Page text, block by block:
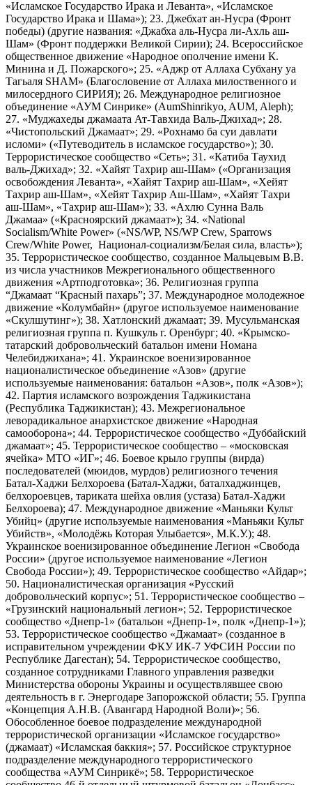
«Исламское Государство Ирака и Леванта», «Исламское
Государство Ирака и Шама»); 23. Джебхат ан-Нусра (Фронт
победы) (другие названия: «Джабха аль-Нусра ли-Ахль аш-
Шам» (Фронт поддержки Великой Сирии); 24. Всероссийское
общественное движение «Народное ополчение имени К.
Минина и Д. Пожарского»; 25. «Аджр от Аллаха Субхану уа
Тагьаля SHAM» (Благословение от Аллаха милоственного и
милосердного СИРИЯ); 26. Международное религиозное
объединение «АУМ Синрике» (AumShinrikyo, AUM, Aleph);
27. «Муджахеды джамаата Ат-Тавхида Валь-Джихад»; 28.
«Чистопольский Джамаат»; 29. «Рохнамо ба суи давлати
исломи» («Путеводитель в исламское государство»); 30.
Террористическое сообщество «Сеть»; 31. «Катиба Таухид
валь-Джихад»; 32. «Хайят Тахрир аш-Шам» («Организация
освобождения Леванта», «Хайят Тахрир аш-Шам», «Хейят
Тахрир аш-Шам», «Хейят Тахрир Аш-Шам», «Хайят Тахри
аш-Шам», «Тахрир аш-Шам»); 33. «Ахлю Сунна Валь
Джамаа» («Красноярский джамаат»); 34. «National
Socialism/White Power» («NS/WP, NS/WP Crew, Sparrows
Crew/White Power, Национал-социализм/Белая сила, власть»);
35. Террористическое сообщество, созданное Мальцевым В.В.
из числа участников Межрегионального общественного
движения «Артподготовка»; 36. Религиозная группа
“Джамаат “Красный пахарь”; 37. Международное молодежное
движение «Колумбайн» (другое используемое наименование
«Скулшутинг»); 38. Хатлонский джамаат; 39. Мусульманская
религиозная группа п. Кушкуль г. Оренбург; 40. «Крымско-
татарский добровольческий батальон имени Номана
Челебиджихана»; 41. Украинское военизированное
националистическое объединение «Азов» (другие
используемые наименования: батальон «Азов», полк «Азов»);
42. Партия исламского возрождения Таджикистана
(Республика Таджикистан); 43. Межрегиональное
леворадикальное анархистское движение «Народная
самооборона»; 44. Террористическое сообщество «Дуббайский
джамаат»; 45. Террористическое сообщество – «московская
ячейка» МТО «ИГ»; 46. Боевое крыло группы (вирда)
последователей (мюидов, мурдов) религиозного течения
Батал-Хаджи Белхороева (Батал-Хаджи, баталхаджинцев,
белхороевцев, тариката шейха овлия (устаза) Батал-Хаджи
Белхороева); 47. Международное движение «Маньяки Культ
Убийц» (другие используемые наименования «Маньяки Культ
Убийств», «Молодёжь Которая Улыбается», М.К.У.); 48.
Украинское военизированное объединение Легион «Свобода
России» (другое используемое наименование «Легион
Свобода России»); 49. Террористическое сообщество «Айдар»;
50. Националистическая организация «Русский
добровольческий корпус»; 51. Террористическое сообщество –
«Грузинский национальный легион»; 52. Террористическое
сообщество «Днепр-1» (батальон «Днепр-1», полк «Днепр-1»);
53. Террористическое сообщество «Джамаат» (созданное в
исправительном учреждении ФКУ ИК-7 УФСИН России по
Республике Дагестан); 54. Террористическое сообщество,
созданное сотрудниками Главного управления разведки
Министерства обороны Украины и осуществлявшее свою
деятельность в г. Энергодаре Запорожской области; 55. Группа
«Концепция А.Н.В. (Авангард Народной Воли)»; 56.
Обособленное боевое подразделение международной
террористической организации «Исламское государство»
(джамаат) «Исламская баккия»; 57. Российское структурное
подразделение международного террористического
сообщества «АУМ Синрикё»; 58. Террористическое